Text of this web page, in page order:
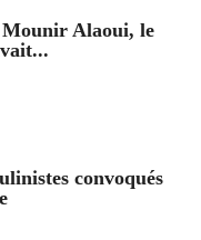
Alaoui, le
convoqués